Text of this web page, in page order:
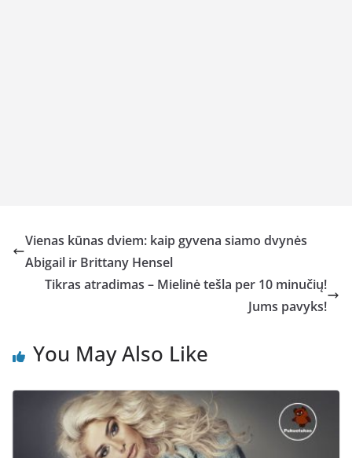
Vienas kūnas dviem: kaip gyvena siamo dvynės
Abigail ir Brittany Hensel
Tikras atradimas – Mielinė tešla per 10 minučių!
Jums pavyks!
You May Also Like